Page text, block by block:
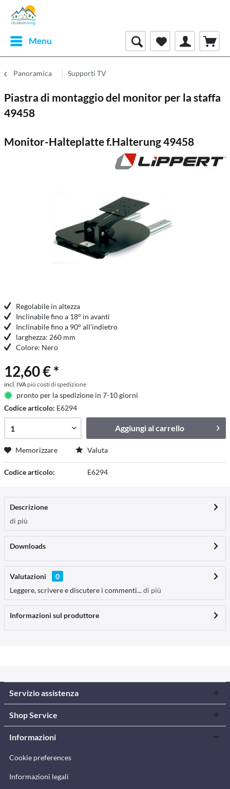
Menu
Panoramica Supporti TV
Piastra di montaggio del monitor per la staffa
49458
Monitor-Halteplatte f.Halterung 49458
Regolabile in altezza
Inclinabile fino a 18° in avanti
Inclinabile fino a 90° all'indietro
larghezza: 260 mm
Colore: Nero
12,60 € *
incl. IVA più costi di spedizione
pronto per la spedizione in 7-10 giorni
Codice articolo: E6294
Aggiungi alcarrello
Memorizzare Valuta
Codice articolo: E6294
Descrizione
di più
Downloads
Valutazioni
0
Leggere, scrivere e discutere i commenti...di più
Informazioni sul produttore
Servizio assistenza
Shop Service
Informazioni
Cookie preferences
Informazioni legali